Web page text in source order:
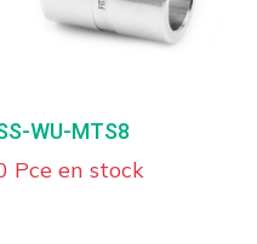
WU-MTS8
Pce en stock